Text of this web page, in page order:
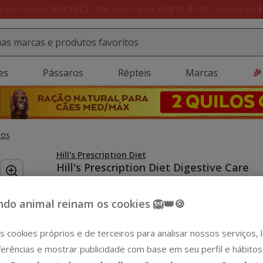
Pássaros Répteis Marcas
Hill's Prescription Diet
Hill's Prescription Diet Digestive Care
156 g
-15€ c/ cupão 💰
12 latas x 156 g
Pack Poupança
animal reinam os cookies 🦁👑🍪
cookies próprios e de terceiros para analisar nossos serviços,
e mostrar publicidade com base em seu perfil e